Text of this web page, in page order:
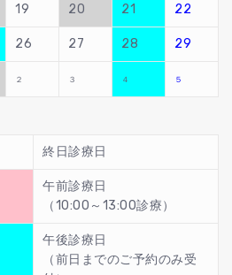
19 20 21 22
26 27 28 29
２ ３ ４ ５
終日診療日
午前診療日
（10:00～13:00診療）
午後診療日
（前日までのご予約のみ受